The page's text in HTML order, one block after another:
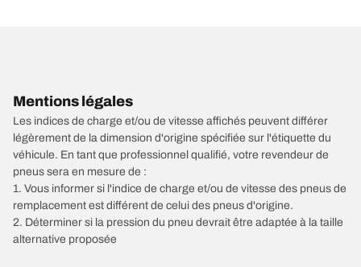
Mentions légales
Les indices de charge et/ou de vitesse affichés peuvent différer
légèrement de la dimension d'origine spécifiée sur l'étiquette du
véhicule. En tant que professionnel qualifié, votre revendeur de
pneus sera en mesure de :
1. Vous informer si l'indice de charge et/ou de vitesse des pneus de
remplacement est différent de celui des pneus d'origine.
2. Déterminer si la pression du pneu devrait être adaptée à la taille
alternative proposée